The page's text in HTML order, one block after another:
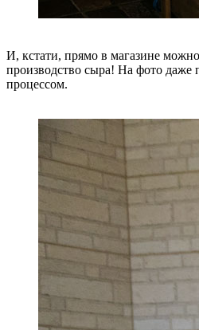
И, кстати, прямо в магазине
производство сыра! На фото даже
процессом.